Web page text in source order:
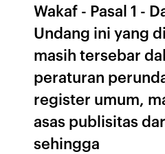
Wakaf - Pasal 1 -
Undang ini yang
masih tersebar
peraturan
register umum,
asas publisitas
sehingga